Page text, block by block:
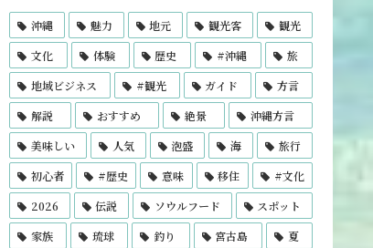
沖縄 魅力 地元 観光客
観光
文化
体験 歴史 #沖縄
旅
地域ビジネス
#観光 ガイド
方言
解説
おすすめ 絶景
沖縄方言
美味しい
人気 泡盛 海
旅行
初心者
#歴史 意味 移住
#文化
2026
伝説 ソウルフード
スポット
家族
琉球 釣り 宮古島
夏